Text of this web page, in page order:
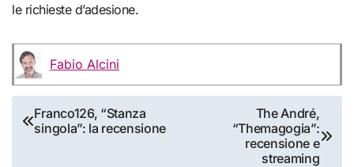
le richieste d’adesione.
Fabio Alcini
Navigazione
articoli
Franco126, “Stanza
singola”: la recensione
The André,
“Themagogia”:
recensione e
streaming